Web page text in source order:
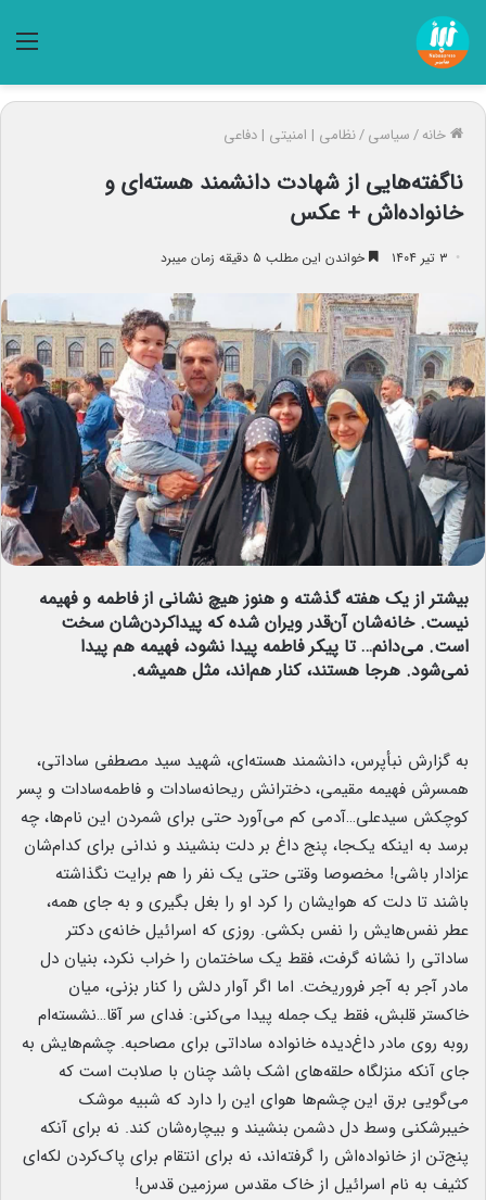
خانه/سیاسی/نظامی | امنیتی | دفاعی
ناگفته‌هایی از شهادت دانشمند هسته‌ای و
خانواده‌اش + عکس
۳ تیر ۱۴۰۴ خواندن این مطلب ۵ دقیقه زمان میبرد
بیشتر از یک هفته گذشته و هنوز هیچ نشانی از فاطمه و فهیمه
نیست. خانه‌شان آن‌قدر ویران شده که پیداکردن‌شان سخت
است. می‌دانم… تا پیکر فاطمه پیدا نشود، فهیمه هم پیدا
نمی‌شود. هرجا هستند، کنار هم‌اند، مثل همیشه.
به گزارش نبأپرس، دانشمند هسته‌ای، شهید سید مصطفی ساداتی،
همسرش فهیمه مقیمی، دخترانش ریحانه‌سادات و فاطمه‌سادات و پسر
کوچکش سیدعلی…آدمی کم می‌آورد حتی برای شمردن این نام‌ها، چه
برسد به اینکه یک‌جا، پنج داغ بر دلت بنشیند و ندانی برای کدام‌شان
عزادار باشی! مخصوصا وقتی حتی یک نفر را هم برایت نگذاشته
باشند تا دلت که هوایشان را کرد او را بغل بگیری و به جای همه،
عطر نفس‌هایش را نفس بکشی. روزی که اسرائیل خانه‌ی دکتر
ساداتی را نشانه گرفت، فقط یک ساختمان را خراب نکرد، بنیان دل
مادر آجر به آجر فروریخت. اما اگر آوار دلش را کنار بزنی، میان
خاکستر قلبش، فقط یک جمله پیدا می‌کنی: فدای سر آقا…نشسته‌ام
رو‌به روی مادر داغ‌دیده خانواده ساداتی برای مصاحبه. چشم‌هایش به
جای آنکه منزلگاه حلقه‌های اشک باشد چنان با صلابت است که
می‌گویی برق این چشم‌ها هوای این را دارد که شبیه موشک
خیبرشکنی وسط دل دشمن بنشیند و بیچاره‌شان کند. نه برای آنکه
پنج‌تن از خانواده‌اش را گرفته‌اند، نه برای انتقام برای پاک‌کردن لکه‌ای
کثیف به نام اسرائیل از خاک مقدس سرزمین قدس!